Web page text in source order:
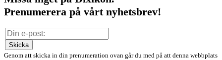
Prenumerera på vårt nyhetsbrev!
Skicka
Genom att skicka in din prenumeration ovan går du med på att denna webbplats